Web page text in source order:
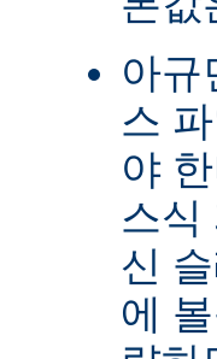
아규
스
야
스식
신
에